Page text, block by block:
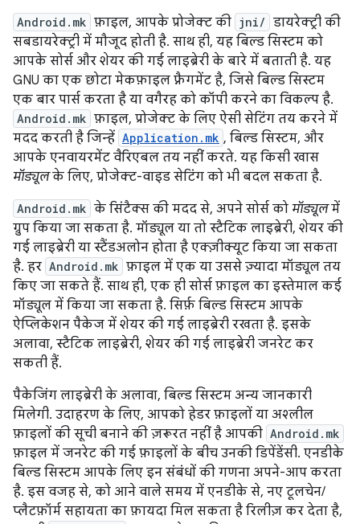
Android.mk फ़ाइल, आपके प्रोजेक्ट की jni/ डायरेक्ट्री की
सबडायरेक्ट्री में मौजूद होती है. साथ ही, यह बिल्ड सिस्टम को
आपके सोर्स और शेयर की गई लाइब्रेरी के बारे में बताती है. यह
GNU का एक छोटा मेकफ़ाइल फ़्रैगमेंट है, जिसे बिल्ड सिस्टम
एक बार पार्स करता है या वगैरह को कॉपी करने का विकल्प है.
Android.mk फ़ाइल, प्रोजेक्ट के लिए ऐसी सेटिंग तय करने में
मदद करती है जिन्हें Application.mk , बिल्ड सिस्टम, और
आपके एनवायरमेंट वैरिएबल तय नहीं करते. यह किसी खास
मॉड्यूलके लिए, प्रोजेक्ट-वाइड सेटिंग को भी बदल सकता है.
Android.mk के सिंटैक्स की मदद से, अपने सोर्स को मॉड्यूलमें
ग्रुप किया जा सकता है. मॉड्यूल या तो स्टैटिक लाइब्रेरी, शेयर की
गई लाइब्रेरी या स्टैंडअलोन होता है एक्ज़ीक्यूट किया जा सकता
है. हर Android.mk फ़ाइल में एक या उससे ज़्यादा मॉड्यूल तय
किए जा सकते हैं. साथ ही, एक ही सोर्स फ़ाइल का इस्तेमाल कई
मॉड्यूल में किया जा सकता है. सिर्फ़ बिल्ड सिस्टम आपके
ऐप्लिकेशन पैकेज में शेयर की गई लाइब्रेरी रखता है. इसके
अलावा, स्टैटिक लाइब्रेरी, शेयर की गई लाइब्रेरी जनरेट कर
सकती हैं.
पैकेजिंग लाइब्रेरी के अलावा, बिल्ड सिस्टम अन्य जानकारी
मिलेगी. उदाहरण के लिए, आपको हेडर फ़ाइलों या अश्लील
फ़ाइलों की सूची बनाने की ज़रूरत नहीं है आपकी Android.mk
फ़ाइल में जनरेट की गई फ़ाइलों के बीच उनकी डिपेंडेंसी. एनडीके
बिल्ड सिस्टम आपके लिए इन संबंधों की गणना अपने-आप करता
है. इस वजह से, को आने वाले समय में एनडीके से, नए टूलचेन/
प्लैटफ़ॉर्म सहायता का फ़ायदा मिल सकता है रिलीज़ कर देता है,